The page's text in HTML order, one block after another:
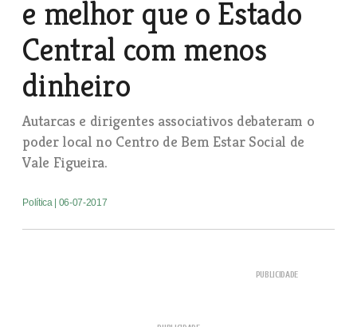
e melhor que o Estado
Central com menos
dinheiro
Autarcas e dirigentes associativos debateram o
poder local no Centro de Bem Estar Social de
Vale Figueira.
Política | 06-07-2017